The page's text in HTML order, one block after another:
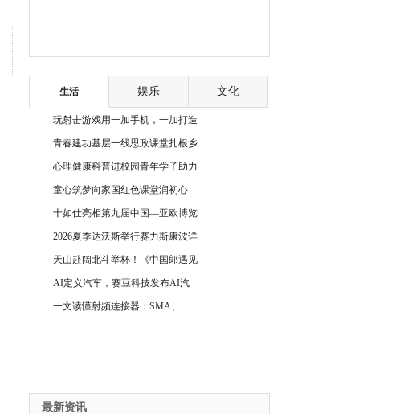
生活 娱乐 文化
玩射击游戏用一加手机，一加打造
ChinaJoy最
青春建功基层一线思政课堂扎根乡
土
心理健康科普进校园青年学子助力
青少年向阳
童心筑梦向家国红色课堂润初心
——塔里木大
十如仕亮相第九届中国—亚欧博览
会：深耕新
2026夏季达沃斯举行赛力斯康波详
解问界"智慧
天山赴阔北斗举杯！《中国郎遇见
美好》巅峰
AI定义汽车，赛豆科技发布AI汽
车品牌AIVA
一文读懂射频连接器：SMA、
最新资讯